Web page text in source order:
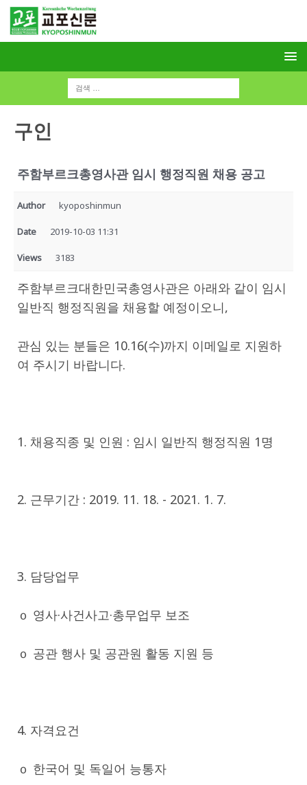
구인
주함부르크총영사관 임시 행정직원 채용 공고
Author kyoposhinmun
Date 2019-10-03 11:31
Views 3183
주함부르크대한민국총영사관은 아래와 같이 임시
일반직 행정직원을 채용할 예정이오니,
관심 있는 분들은 10.16(수)까지 이메일로 지원하
여 주시기 바랍니다.
1. 채용직종 및 인원 : 임시 일반직 행정직원 1명
2. 근무기간 : 2019. 11. 18. - 2021. 1. 7.
3. 담당업무
ｏ 영사·사건사고·총무업무 보조
ｏ 공관 행사 및 공관원 활동 지원 등
4. 자격요건
ｏ 한국어 및 독일어 능통자